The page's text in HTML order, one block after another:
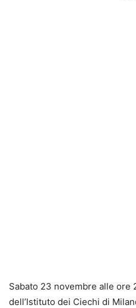
Sabato 23 novembre alle ore
dell’Istituto dei Ciechi di